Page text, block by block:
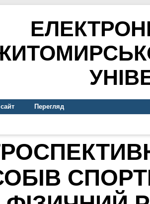
Перегляд